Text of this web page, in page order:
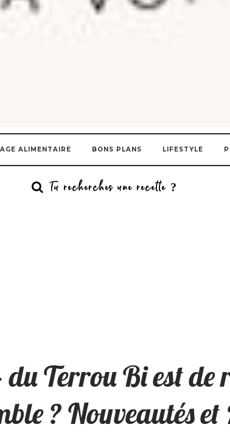
ALIMENTAIRE BONS PLANS LIFESTYLE
Terrou Bi est de
? Nouveautés